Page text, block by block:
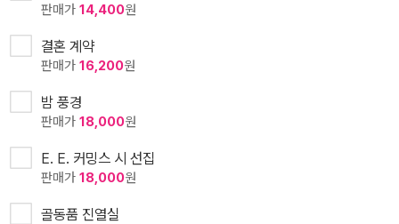
판매가 14,400원
결혼 계약
판매가 16,200원
밤 풍경
판매가 18,000원
E. E. 커밍스 시 선집
판매가 18,000원
골동품 진열실